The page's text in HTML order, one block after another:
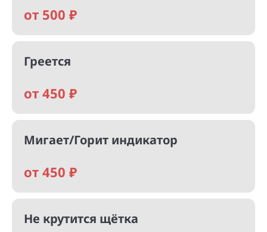
от 500 ₽
Греется
от 450 ₽
Мигает/Горит индикатор
от 450 ₽
Не крутится щётка